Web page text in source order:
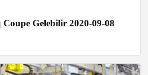
Gelebilir 2020-09-08